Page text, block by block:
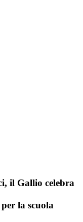
il Gallio celebra
la scuola